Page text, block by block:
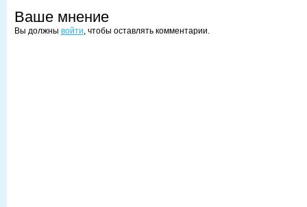
Ваше мнение
Вы должны войти, чтобы оставлять комментарии.